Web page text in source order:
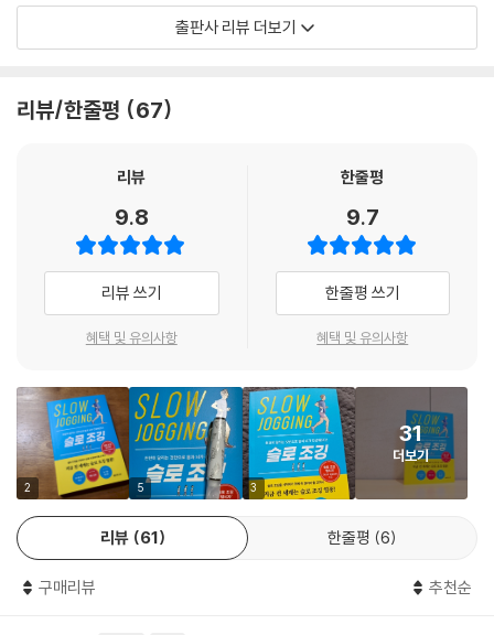
Chapter 2에서는 대사증후군 개선, 체중 감량, 뇌 기능 활성화라는 슬로
조깅의 대표적 효과 3가지를 다양한 연구 결과를 근거로 소개한다. 다양한
Chapter 3에서는 그 외에 슬로 조깅에 대해 알고 싶은 10가지 궁금증을
기 쉽게 한다. 여기까지 읽으면 바로 나가서 슬로 조깅을 할 준비는 완료!
이 책의 특장점
슬로 조깅 창시자가 직접 쓴 책
《슬로 조깅》은 슬로 조깅을 최초로 고안한 다나카 히로아키 교수가 직접
쓴 책으로, 슬로 조깅의 방법과 원리, 장점, 효과를 제대로 배울 수 있다. 의
학박사이자 생리학자이며 스포츠과학부 교수였던 저자는 의학에 기초하
여 슬로 조깅이라는 생활 밀착형 운동을 고안했고, 이 책에서도 의학적 증
거를 토대로, 그러나 누구나 이해할 수 있는 쉬운 글로 슬로 조깅을 소개한
다.
출판사 리뷰 더보기
리뷰/한줄평 67
리뷰
9.8
리뷰 쓰기
혜택 및 유의사항
한줄평
9.7
한줄평 쓰기
혜택 및 유의사항
2 5 3
31
더보기
리뷰 61 한줄평 6
구매리뷰 추천순